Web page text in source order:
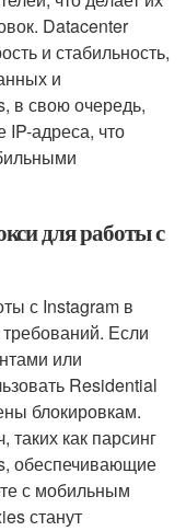
Datacenter
и стабильность,
и
в свою очередь,
IP-адреса, что
для работы с
с Instagram в
Если
или
Residential
блокировкам.
как парсинг
обеспечивающие
с мобильным
станут